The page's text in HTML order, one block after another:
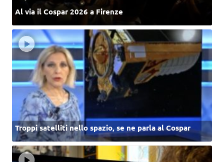
Al via il Cospar 2026 a Firenze
Troppi satelliti nello spazio, se ne parla al Cospar